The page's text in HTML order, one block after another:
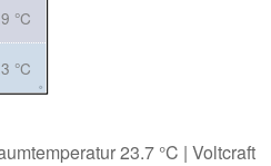
°C
°C
23.7 °C | Voltcraft